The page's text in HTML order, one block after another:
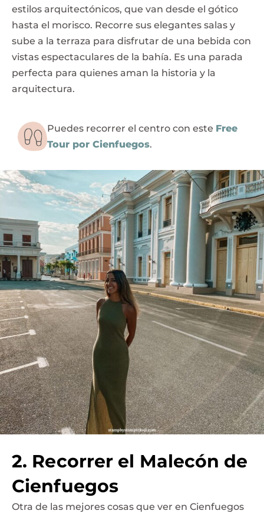
estilos arquitectónicos, que van desde el gótico
hasta el morisco. Recorre sus elegantes salas y
sube a la terraza para disfrutar de una bebida con
vistas espectaculares de la bahía. Es una parada
perfecta para quienes aman la historia y la
arquitectura.
Puedes recorrer el centro con este Free
Tour por Cienfuegos.
2. Recorrer el Malecón de
Cienfuegos
Otra de las mejores cosas que ver en Cienfuegos